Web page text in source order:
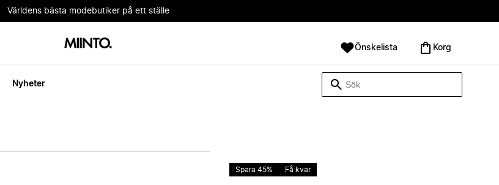
Världens bästa modebutiker på ett ställe
Nyheter
Önskelista Korg
Spara 45% Få kvar